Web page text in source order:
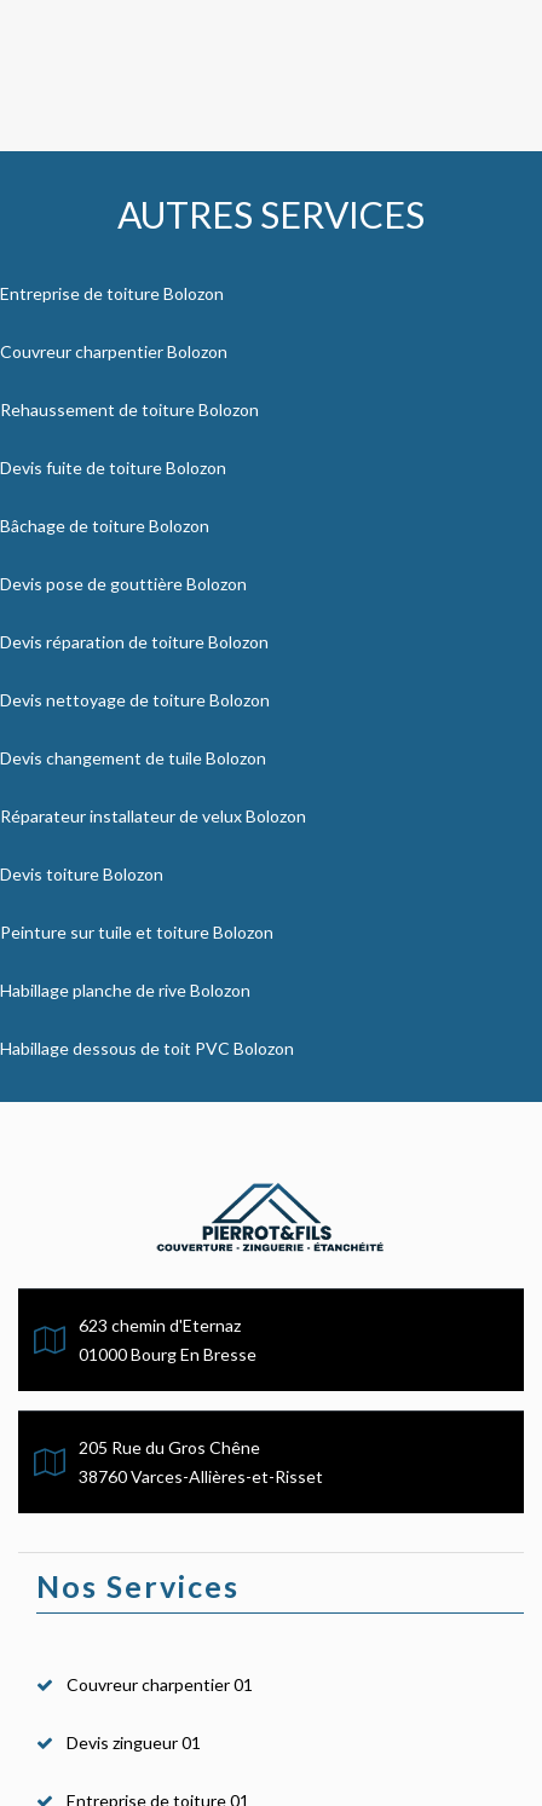
AUTRES SERVICES
Entreprise de toiture Bolozon
Couvreur charpentier Bolozon
Rehaussement de toiture Bolozon
Devis fuite de toiture Bolozon
Bâchage de toiture Bolozon
Devis pose de gouttière Bolozon
Devis réparation de toiture Bolozon
Devis nettoyage de toiture Bolozon
Devis changement de tuile Bolozon
Réparateur installateur de velux Bolozon
Devis toiture Bolozon
Peinture sur tuile et toiture Bolozon
Habillage planche de rive Bolozon
Habillage dessous de toit PVC Bolozon
623 chemin d'Eternaz
01000 Bourg En Bresse
205 Rue du Gros Chêne
38760 Varces-Allières-et-Risset
Nos Services
Couvreur charpentier 01
Devis zingueur 01
Entreprise de toiture 01